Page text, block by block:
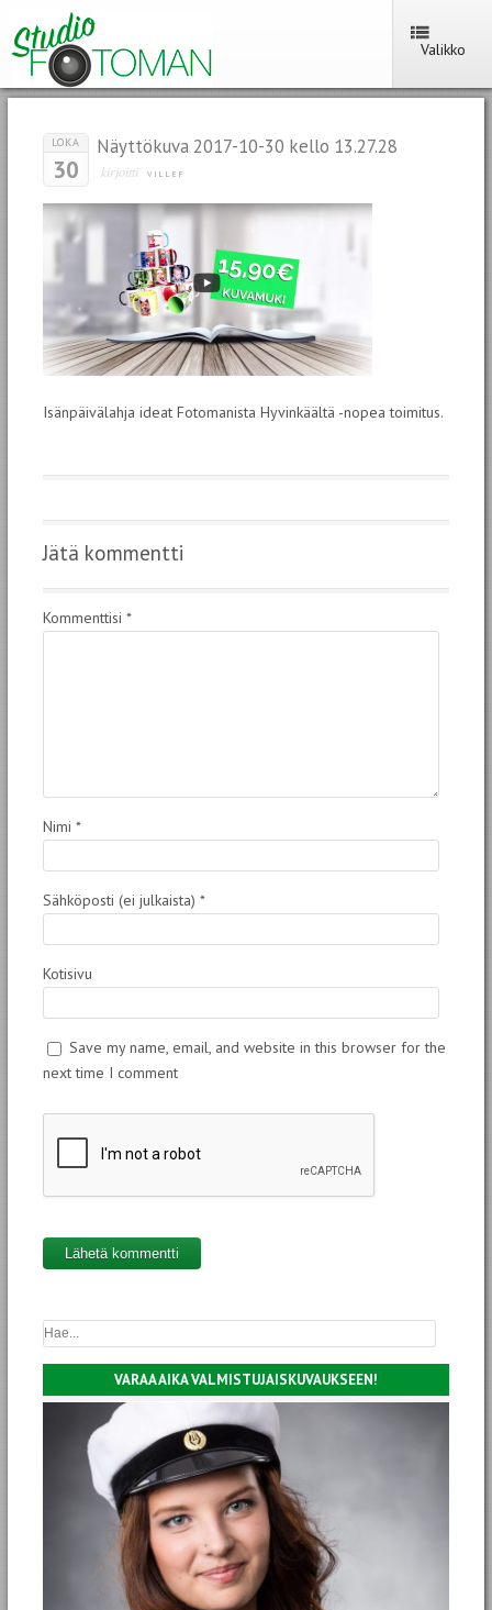
Valikko
LOKA
30
Näyttökuva 2017-10-30 kello 13.27.28
kirjoitti VILLEF
Isänpäivälahja ideat Fotomanista Hyvinkäältä -nopea toimitus.
Jätä kommentti
Kommenttisi *
Nimi *
Sähköposti (ei julkaista) *
Kotisivu
Save my name, email, and website in this browser for the
next time I comment
VARAA AIKA VALMISTUJAISKUVAUKSEEN!